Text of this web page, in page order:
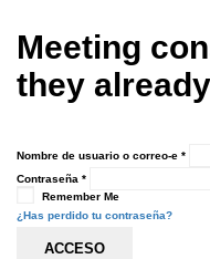
Meeting
they
Nombre de usuario o correo-e *
Contraseña *
Remember Me
¿Has perdido tu contraseña?
ACCESO